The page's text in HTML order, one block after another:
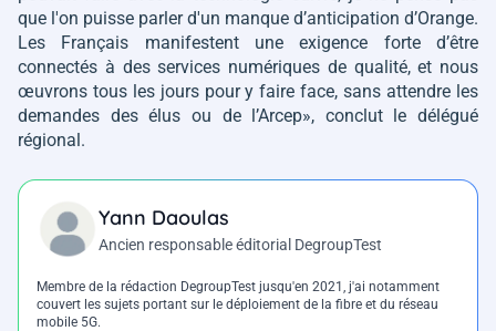
que l'on puisse parler d'un manque d’anticipation d’Orange.
Les Français manifestent une exigence forte d’être
connectés à des services numériques de qualité, et nous
œuvrons tous les jours pour y faire face, sans attendre les
demandes des élus ou de l’Arcep», conclut le délégué
régional.
Yann Daoulas
Ancien responsable éditorial DegroupTest
Membre de la rédaction DegroupTest jusqu'en 2021, j'ai notamment
couvert les sujets portant sur le déploiement de la fibre et du réseau
mobile 5G.